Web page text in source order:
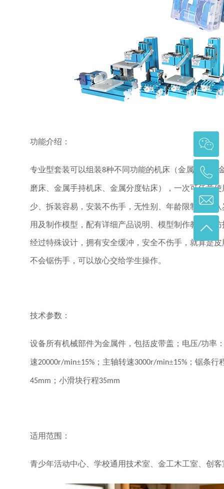
功能介绍：
专业型套装可以组装8种不同功能的机床（金属锯床、
磨床、金属手持机床、金属分度钻床），一次可任意使
少、拆装容易，安装不伤手，无性别、年龄限制，从
用及制作模型，配有详细产品说明、模型制作教程、
经过特殊设计，拥有安全缓冲，安全不伤手，就算是
不会锯伤手，可以放心交给学生操作。
技术参数：
设备所有机械部件为金属件，包括皮带盖；电压/功率
速20000r/min±15% ；主轴转速3000r/min±15% ；锯条行
45mm ；小滑块行程35mm
适用范围：
青少年活动中心、学校通用技术室、金工木工室、创